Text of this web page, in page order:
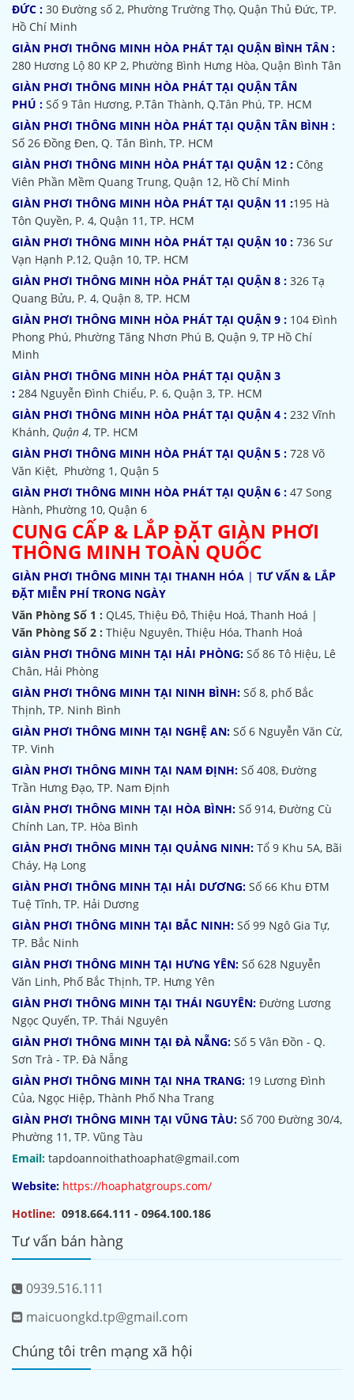
ĐỨC : 30 Đường số 2, Phường Trường Thọ, Quận Thủ Đức, TP.
Hồ Chí Minh
GIÀN PHƠI THÔNG MINH HÒA PHÁT TẠI QUẬN BÌNH TÂN :
280 Hương Lộ 80 KP 2, Phường Bình Hưng Hòa, Quận Bình Tân
GIÀN PHƠI THÔNG MINH HÒA PHÁT TẠI QUẬN TÂN
PHÚ : Số 9 Tân Hương, P.Tân Thành, Q.Tân Phú, TP. HCM
GIÀN PHƠI THÔNG MINH HÒA PHÁT TẠI QUẬN TÂN BÌNH :
Số 26 Đồng Đen, Q. Tân Bình, TP. HCM
GIÀN PHƠI THÔNG MINH HÒA PHÁT TẠI QUẬN 12 : Công
Viên Phần Mềm Quang Trung, Quận 12, Hồ Chí Minh
GIÀN PHƠI THÔNG MINH HÒA PHÁT TẠI QUẬN 11 :195 Hà
Tôn Quyền, P. 4, Quận 11, TP. HCM
GIÀN PHƠI THÔNG MINH HÒA PHÁT TẠI QUẬN 10 : 736 Sư
Vạn Hạnh P.12, Quận 10, TP. HCM
GIÀN PHƠI THÔNG MINH HÒA PHÁT TẠI QUẬN 8 : 326 Tạ
Quang Bửu, P. 4, Quận 8, TP. HCM
GIÀN PHƠI THÔNG MINH HÒA PHÁT TẠI QUẬN 9 : 104 Đình
Phong Phú, Phường Tăng Nhơn Phú B, Quận 9, TP Hồ Chí
Minh
GIÀN PHƠI THÔNG MINH HÒA PHÁT TẠI QUẬN 3
: 284 Nguyễn Đình Chiểu, P. 6, Quận 3, TP. HCM
GIÀN PHƠI THÔNG MINH HÒA PHÁT TẠI QUẬN 4 : 232 Vĩnh
Khánh, Quận 4, TP. HCM
GIÀN PHƠI THÔNG MINH HÒA PHÁT TẠI QUẬN 5 : 728 Võ
Văn Kiệt, Phường 1, Quận 5
GIÀN PHƠI THÔNG MINH HÒA PHÁT TẠI QUẬN 6 : 47 Song
Hành, Phường 10, Quận 6
CUNG CẤP & LẮP ĐẶT GIÀN PHƠI
THÔNG MINH TOÀN QUỐC
GIÀN PHƠI THÔNG MINH TẠI THANH HÓA | TƯ VẤN & LẮP
ĐẶT MIỄN PHÍ TRONG NGÀY
Văn Phòng Số 1 : QL45, Thiệu Đô, Thiệu Hoá, Thanh Hoá |
Văn Phòng Số 2 : Thiệu Nguyên, Thiệu Hóa, Thanh Hoá
GIÀN PHƠI THÔNG MINH TẠI HẢI PHÒNG: Số 86 Tô Hiệu, Lê
Chân, Hải Phòng
GIÀN PHƠI THÔNG MINH TẠI NINH BÌNH: Số 8, phố Bắc
Thịnh, TP. Ninh Bình
GIÀN PHƠI THÔNG MINH TẠI NGHỆ AN: Số 6 Nguyễn Văn Cừ,
TP. Vinh
GIÀN PHƠI THÔNG MINH TẠI NAM ĐỊNH: Số 408, Đường
Trần Hưng Đạo, TP. Nam Định
GIÀN PHƠI THÔNG MINH TẠI HÒA BÌNH: Số 914, Đường Cù
Chính Lan, TP. Hòa Bình
GIÀN PHƠI THÔNG MINH TẠI QUẢNG NINH: Tổ 9 Khu 5A, Bãi
Cháy, Hạ Long
GIÀN PHƠI THÔNG MINH TẠI HẢI DƯƠNG: Số 66 Khu ĐTM
Tuệ Tĩnh, TP. Hải Dương
GIÀN PHƠI THÔNG MINH TẠI BẮC NINH: Số 99 Ngô Gia Tự,
TP. Bắc Ninh
GIÀN PHƠI THÔNG MINH TẠI HƯNG YÊN: Số 628 Nguyễn
Văn Linh, Phố Bắc Thịnh, TP. Hưng Yên
GIÀN PHƠI THÔNG MINH TẠI THÁI NGUYÊN: Đường Lương
Ngọc Quyến, TP. Thái Nguyên
GIÀN PHƠI THÔNG MINH TẠI ĐÀ NẴNG: Số 5 Vân Đồn - Q.
Sơn Trà - TP. Đà Nẵng
GIÀN PHƠI THÔNG MINH TẠI NHA TRANG: 19 Lương Đình
Của, Ngọc Hiệp, Thành Phố Nha Trang
GIÀN PHƠI THÔNG MINH TẠI VŨNG TÀU: Số 700 Đường 30/4,
Phường 11, TP. Vũng Tàu
Email: tapdoannoithathoaphat@gmail.com
Website: https://hoaphatgroups.com/
Hotline: 0918.664.111 - 0964.100.186
Tư vấn bán hàng
0939.516.111
maicuongkd.tp@gmail.com
Chúng tôi trên mạng xã hội